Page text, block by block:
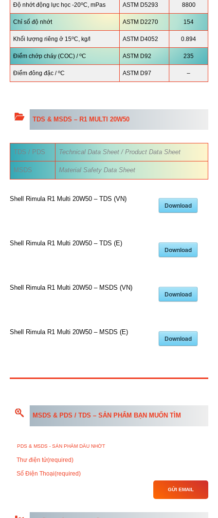
Độ nhớt động lực học -20oC, mPas ASTM D5293 8800
Chỉ số độ nhớt ASTM D2270 154
Khối lượng riêng ở 15oC, kg/l ASTM D4052 0.894
Điểm chớp cháy (COC) / oC ASTM D92 235
Điểm đông đặc / oC ASTM D97 –
TDS & MSDS – R1 MULTI 20W50
TDS / PDS Technical Data Sheet / Product Data Sheet
MSDS Material Safety Data Sheet
Shell Rimula R1 Multi 20W50 – TDS (VN)
Download
Shell Rimula R1 Multi 20W50 – TDS (E)
Download
Shell Rimula R1 Multi 20W50 – MSDS (VN)
Download
Shell Rimula R1 Multi 20W50 – MSDS (E)
Download
MSDS & PDS / TDS – SẢN PHẨM BẠN MUỐN TÌM
Thư điện tử(required)
Số Điện Thoại(required)
GỬI EMAIL